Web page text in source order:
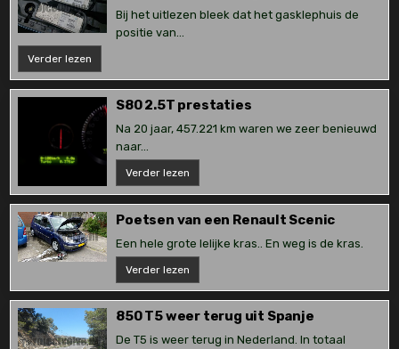
Bij het uitlezen bleek dat het gasklephuis de
positie van...
Verder lezen
vervangen
S80 2.5T prestaties
Na 20 jaar, 457.221 km waren we zeer benieuwd
naar...
Verder lezen
2.5T
prestaties
Poetsen van een Renault Scenic
Een hele grote lelijke kras.. En weg is de kras.
Verder lezen
van
een
Renault
Scenic
850 T5 weer terug uit Spanje
De T5 is weer terug in Nederland. In totaal